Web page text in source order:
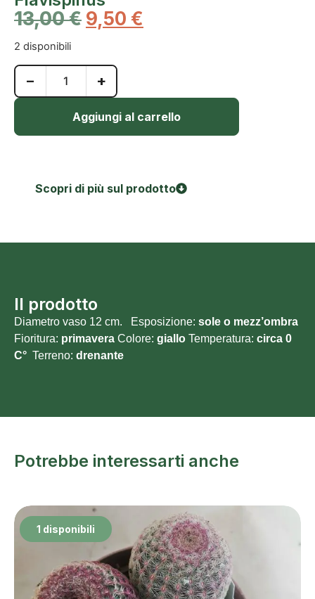
13,00€ 9,50 €
2 disponibili
− +
Aggiungi al carrello
Scopri di più sul prodotto
Il prodotto
Diametro vaso 12 cm. Esposizione: sole o mezz’ombra
Fioritura: primavera Colore: giallo Temperatura: circa 0
C° Terreno: drenante
Potrebbe interessarti anche
1 disponibili